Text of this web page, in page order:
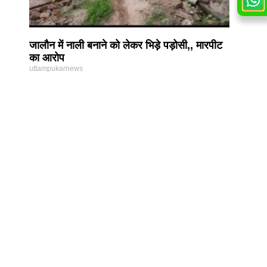
जालौन में नाली बनाने को लेकर भिड़े पड़ोसी,, मारपीट
का आरोप
uttampukarnews